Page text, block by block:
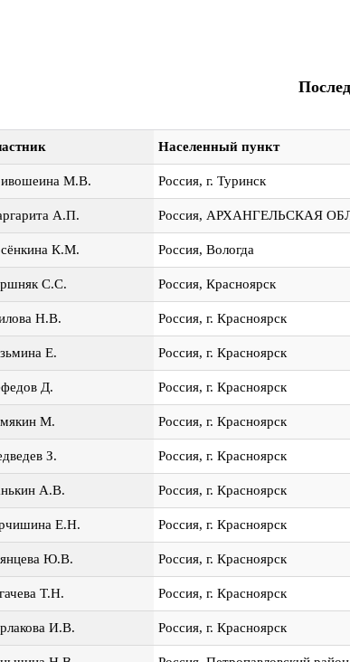
Населенный пункт
М.В. Россия, г. Туринск
А.П. Россия, АРХАНГЕЛЬСКАЯ
К.М. Россия, Вологда
С.С. Россия, Красноярск
Н.В. Россия, г. Красноярск
Е. Россия, г. Красноярск
Д. Россия, г. Красноярск
М. Россия, г. Красноярск
З. Россия, г. Красноярск
А.В. Россия, г. Красноярск
Е.Н. Россия, г. Красноярск
Ю.В. Россия, г. Красноярск
Т.Н. Россия, г. Красноярск
И.В. Россия, г. Красноярск